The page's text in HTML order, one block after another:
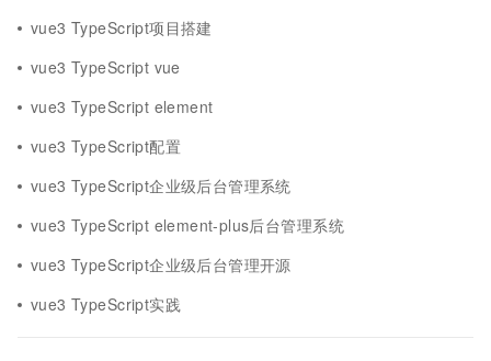
vue3 TypeScript项目搭建
vue3 TypeScript vue
vue3 TypeScript element
vue3 TypeScript配置
vue3 TypeScript企业级后台管理系统
vue3 TypeScript element-plus后台管理系统
vue3 TypeScript企业级后台管理开源
vue3 TypeScript实践